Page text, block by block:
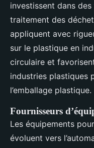
investissent dans
traitement des
appliquent avec
sur le plastique en
circulaire et
industries plastiques
l’emballage plastique.
Fournisseurs
Les équipements
évoluent vers